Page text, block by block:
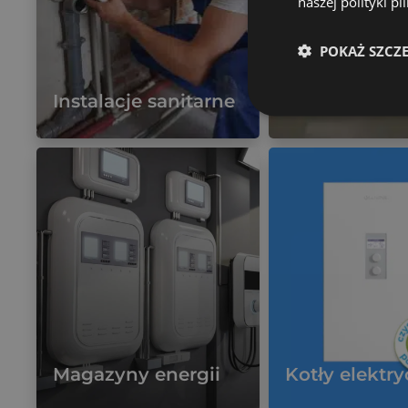
Instalacje sanitarne
Wentylacja
Magazyny energii Kotły
POKAŻ